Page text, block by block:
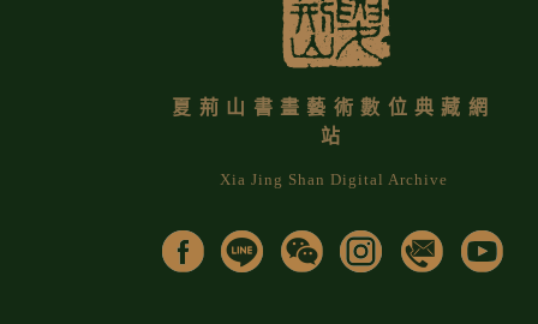
夏荊山書畫藝術數位典藏網
站
Xia Jing Shan Digital Archive